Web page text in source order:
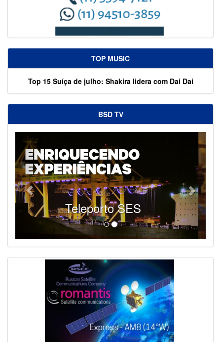
TOP MUSIC
Top 15 Suíça de julho: Shakira lidera com Dai Dai
BSD TV
SES - Fornecendo Esportes Ao Vivo